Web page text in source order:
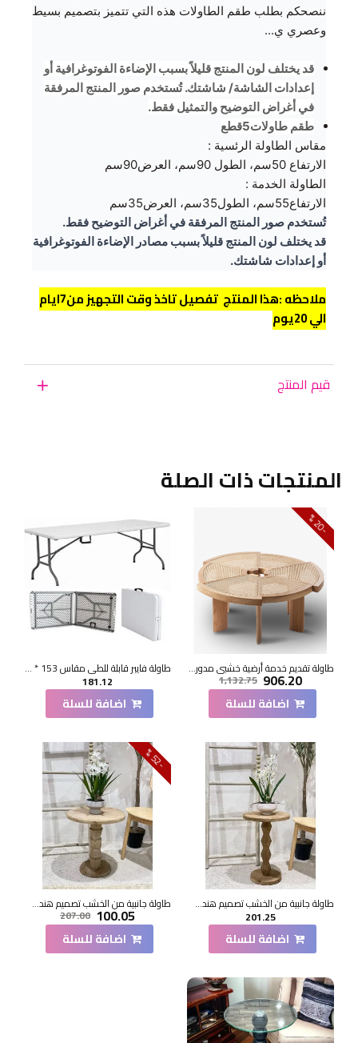
ننصحكم بطلب طقم الطاولات هذه التي تتميز بتصميم بسيط
وعصري ي...
قد يختلف لون المنتج قليلاً بسبب الإضاءة الفوتوغرافية أو
إعدادات الشاشة/ شاشتك. تُستخدم صور المنتج المرفقة
في أغراض التوضيح والتمثيل فقط.
طقم طاولات5قطع
مقاس الطاولة الرئسية :
الارتفاع 50سم، الطول 90سم، العرض90سم
الطاولة الخدمة :
الارتفاع55سم، الطول35سم، العرض35سم
تُستخدم صور المنتج المرفقة في أغراض التوضيح فقط.
قد يختلف لون المنتج قليلاً بسبب مصادر الإضاءة الفوتوغرافية
أو إعدادات شاشتك.
ملاحظه :هذا المنتج تفصيل تاخذ وقت التجهيز من7ايام
الي 20يوم
قيم المنتج
المنتجات ذات الصلة
-
2
0
%
طاولة تقديم خدمة أرضية خشبي مدور 120*120*33سم
906.20
1,132.75
اضافة للسلة
طاولة فايبر قابلة للطي مقاس 153 * 70*73سم
181.12
اضافة للسلة
طاولة جانبية من الخشب تصميم هندسي ابداع مقاس51×36×36سم
201.25
اضافة للسلة
-
5
2
%
طاولة جانبية من الخشب تصميم هندسي ابداع مقاس47×44×44سم
100.05
207.00
اضافة للسلة